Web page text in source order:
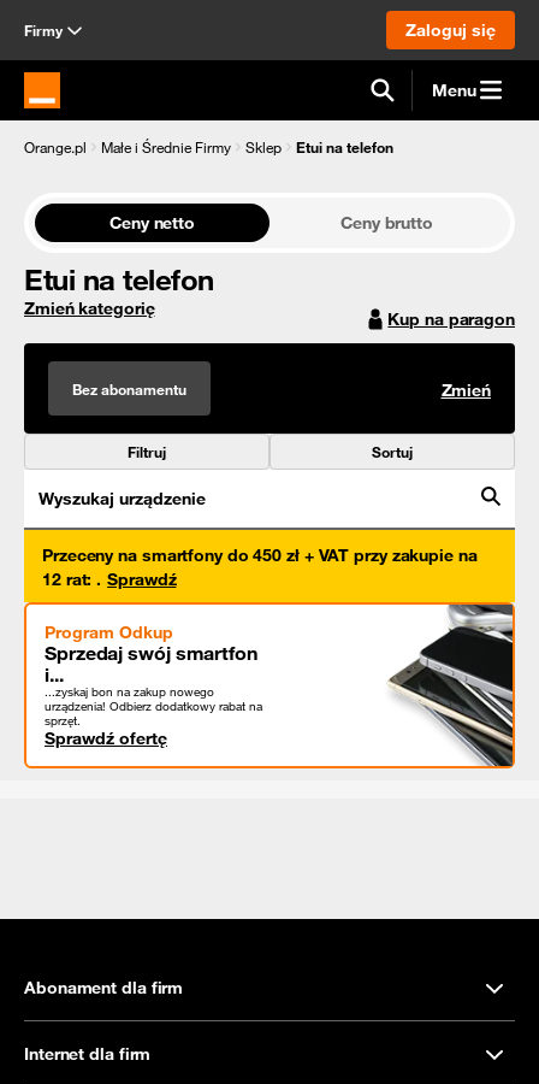
Firmy Zaloguj się
Strona główna Orange.pl Menu
Orange.pl Małe i Średnie Firmy Sklep Etui na telefon
Ceny netto Ceny brutto
Etui na telefon
Zmień kategorię Kup na paragon
Bez abonamentu Zmień
Filtruj Sortuj
Wyszukaj urządzenie
Przeceny na smartfony do 450 zł + VAT przy zakupie na
12 rat: . Sprawdź
Program Odkup
Sprzedaj swój smartfon
i...
...zyskaj bon na zakup nowego
urządzenia! Odbierz dodatkowy rabat na
sprzęt.
Sprawdź ofertę
Abonament dla firm
Internet dla firm